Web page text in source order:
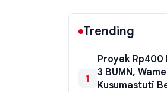
Trending
1
Proyek
3 BUMN,
Kusumastuti